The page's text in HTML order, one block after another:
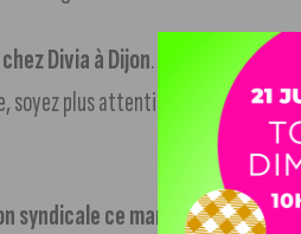
Divia à Dijon. Pas
plus attentifs concernant les
syndicale ce mardi sur Dijon.